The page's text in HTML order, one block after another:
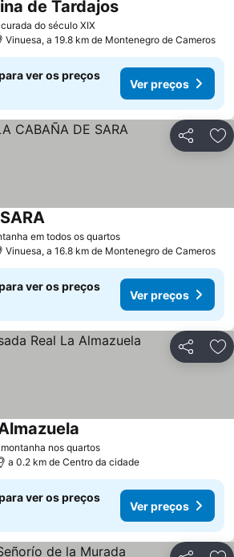
do século XIXVer preços
de TardajosVer preços
Vinuesa, a 19.8 km de Montenegro de Cameros
ver os preços
Ver preços
Partilhar
em todos os quartosVer preços
Ver preços
Vinuesa, a 16.8 km de Montenegro de Cameros
ver os preços
Ver preços
Partilhar
nos quartosVer preços
a 0.2 km de Centro da cidade
ver os preços
Ver preços